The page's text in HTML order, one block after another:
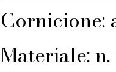
Cornicione:
Materiale: n.